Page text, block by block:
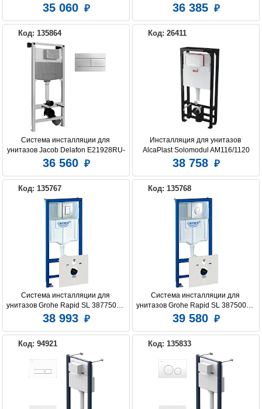
возможностями (для установки
0000015, 1130*950*100 мм
35 060
9300302
36 385
Код: 135864
Система инсталляции для
унитазов Jacob Delafon E21928RU-
CP
36 560
Код: 26411
Инсталляция для унитазов
AlcaPlast Solomodul AM116/1120
38 758
Код: 135767
Система инсталляции для
унитазов Grohe Rapid SL 38775001
4 в 1 с кнопкой смыва
38 993
Код: 135768
Система инсталляции для
унитазов Grohe Rapid SL 38750001
4 в 1 с кнопкой смыва
39 580
Код: 94921 Код: 135833